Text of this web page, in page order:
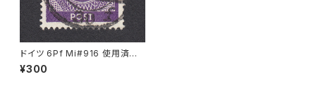
ドイツ 6Pf Mi#916 使用済み
切手｜BERLIN 5.6.1946
¥300